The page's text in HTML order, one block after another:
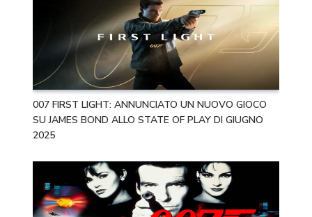
007 FIRST LIGHT: ANNUNCIATO UN NUOVO GIOCO
SU JAMES BOND ALLO STATE OF PLAY DI GIUGNO
2025